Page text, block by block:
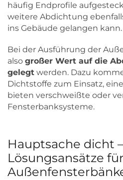
häufig Endprofile
weitere Abdichtung
ins Gebäude gelangen kann.
Bei der Ausführung der
also großer Wert auf die
gelegt werden. Dazu
Dichtstoffe zum Einsatz,
bieten verschweißte oder
Fensterbanksysteme.
Hauptsache dicht –
Lösungsansätze